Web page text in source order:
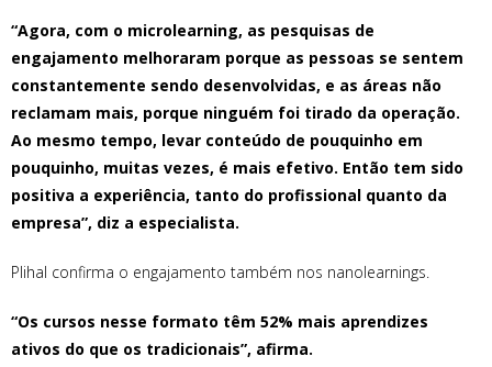
“Agora, com o microlearning, as pesquisas de
engajamento melhoraram porque as pessoas se sentem
constantemente sendo desenvolvidas, e as áreas não
reclamam mais, porque ninguém foi tirado da operação.
Ao mesmo tempo, levar conteúdo de pouquinho em
pouquinho, muitas vezes, é mais efetivo. Então tem sido
positiva a experiência, tanto do profissional quanto da
empresa”, diz a especialista.
Plihal confirma o engajamento também nos nanolearnings.
“Os cursos nesse formato têm 52% mais aprendizes
ativos do que os tradicionais”, afirma.